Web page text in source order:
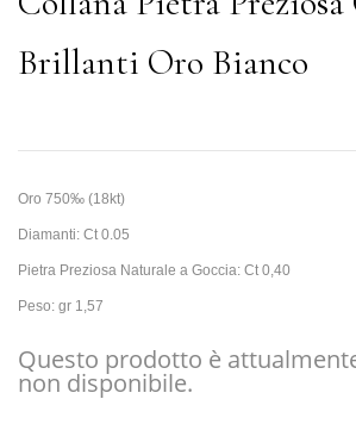
Brillanti Oro Bianco
Oro 750‰ (18kt)
Diamanti: Ct 0.05
Pietra Preziosa Naturale a Goccia: Ct 0,40
Peso: gr 1,57
Questo prodotto è
non disponibile.